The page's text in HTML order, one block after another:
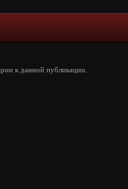
к данной публикации.